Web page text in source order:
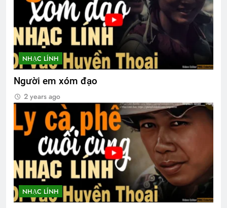
NHẠC LÍNH
Người em xóm đạo
2 years ago
NHẠC LÍNH